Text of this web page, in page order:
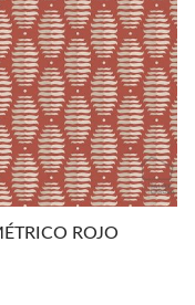
ROJO